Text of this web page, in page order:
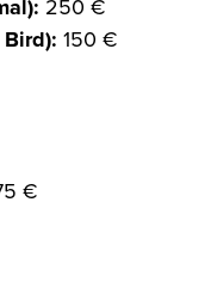
250 €
150 €
€